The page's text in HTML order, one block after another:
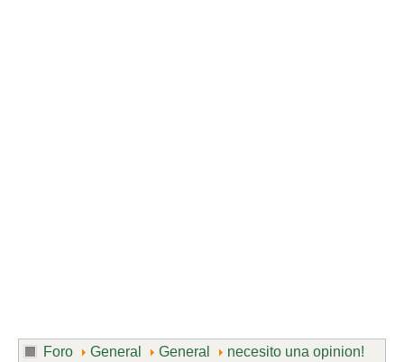
Foro General General necesito una opinion!